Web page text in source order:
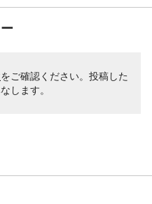
をご確認ください。投稿した
します。